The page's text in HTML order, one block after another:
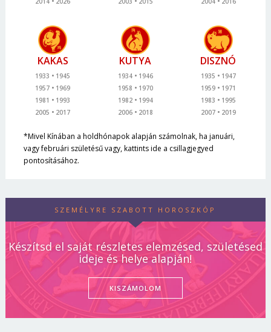
KAKAS
1933
1945
1957
1969
1981
1993
2005
2017
KUTYA
1934
1946
1958
1970
1982
1994
2006
2018
DISZNÓ
1935
1947
1959
1971
1983
1995
2007
2019
*Mivel Kínában a holdhónapok alapján számolnak, ha januári,
vagy februári születésű vagy, kattints ide a csillagjegyed
pontosításához.
SZEMÉLYRE SZABOTT HOROSZKÓP
Készítsd el saját részletes elemzésed, születésed
ideje és helye alapján!
KISZÁMOLOM